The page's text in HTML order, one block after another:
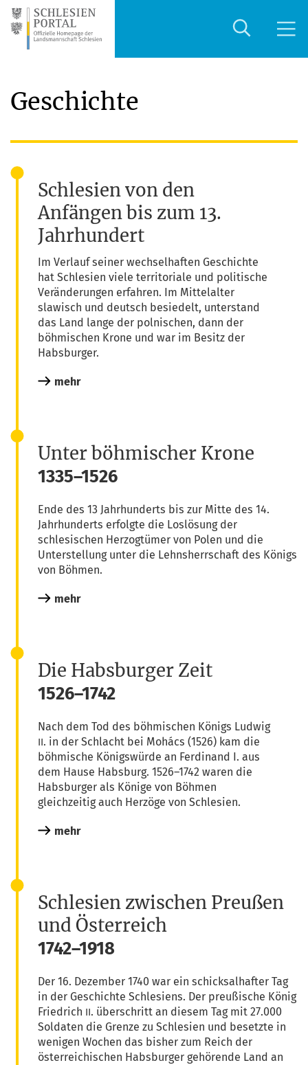
Geschichte
Schlesien von den
Anfängen bis zum 13.
Jahrhundert
Im Ver­lauf sei­ner wech­sel­haf­ten Geschich­te
hat Schle­si­en vie­le ter­ri­to­ria­le und poli­ti­sche
Ver­än­de­run­gen erfah­ren. Im Mit­tel­al­ter
sla­wisch und deutsch besie­delt, unter­stand
das Land lan­ge der pol­ni­schen, dann der
böh­mi­schen Kro­ne und war im Besitz der
Habsburger.
mehr
Unter böhmischer Krone
1335–1526
Ende des 13 Jahr­hun­derts bis zur Mit­te des 14.
Jahr­hun­derts erfolg­te die Los­lö­sung der
schle­si­schen Her­zog­tü­mer von Polen und die
Unter­stel­lung unter die Lehns­herr­schaft des Königs
von Böhmen.
mehr
Die Habsburger Zeit
1526–1742
Nach dem Tod des böh­mi­schen Königs Lud­wig
II. in der Schlacht bei Mohács (1526) kam die
böh­mi­sche Königs­wür­de an Fer­di­nand I. aus
dem Hau­se Habs­burg. 1526–1742 waren die
Habs­bur­ger als Köni­ge von Böh­men
gleich­zei­tig auch Her­zö­ge von Schlesien.
mehr
Schlesien zwischen Preußen
und Österreich
1742–1918
Der 16. Dezem­ber 1740 war ein schick­sal­haf­ter Tag
in der Geschich­te Schle­si­ens. Der preu­ßi­sche König
Fried­rich II. über­schritt an die­sem Tag mit 27.000
Sol­da­ten die Gren­ze zu Schle­si­en und besetz­te in
weni­gen Wochen das bis­her zum Reich der
öster­rei­chi­schen Habs­bur­ger gehö­ren­de Land an